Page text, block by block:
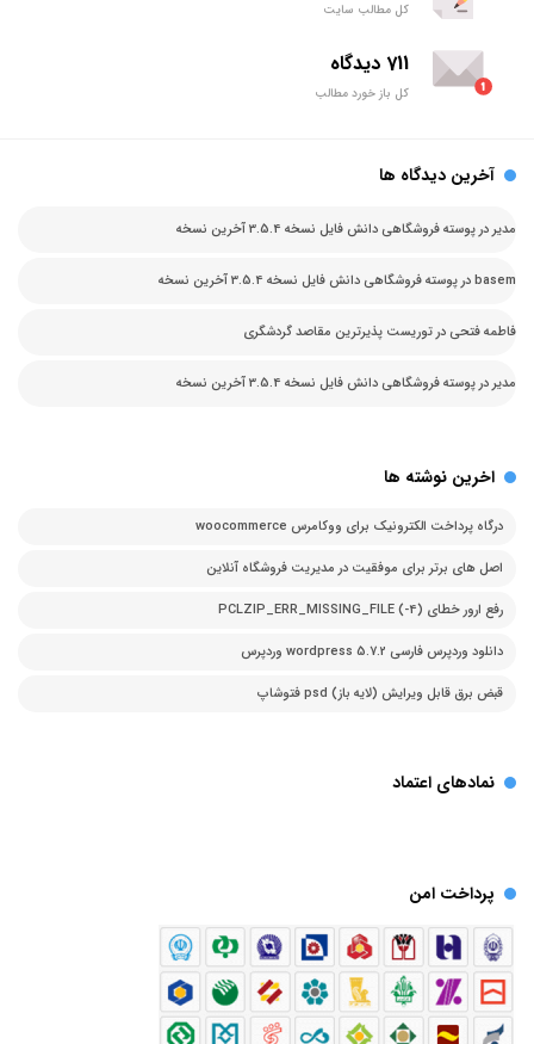
کل مطالب سایت
711 دیدگاه
کل باز خورد مطالب
آخرین دیدگاه ها
مدیردرپوسته فروشگاهی دانش فایل نسخه 3.5.4 آخرین نسخه
basemدرپوسته فروشگاهی دانش فایل نسخه 3.5.4 آخرین نسخه
فاطمه فتحی درتوریست پذیرترین مقاصد گردشگری
مدیردرپوسته فروشگاهی دانش فایل نسخه 3.5.4 آخرین نسخه
اخرین نوشته ها
درگاه پرداخت الکترونیک برای ووکامرس woocommerce
اصل های برتر برای موفقیت در مدیریت فروشگاه آنلاین
رفع ارور خطای PCLZIP_ERR_MISSING_FILE (-4)
دانلود وردپرس فارسی 5.7.2 wordpress وردپرس
قبض برق قابل ویرایش (لایه باز) psd فتوشاپ
نمادهای اعتماد
پرداخت امن